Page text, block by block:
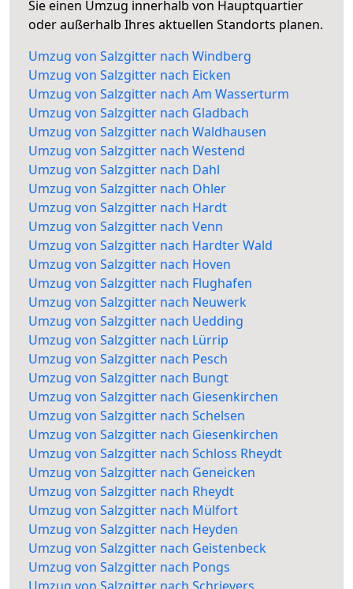
Sie einen Umzug innerhalb von Hauptquartier
oder außerhalb Ihres aktuellen Standorts planen.
Umzug von Salzgitter nach Windberg
Umzug von Salzgitter nach Eicken
Umzug von Salzgitter nach Am Wasserturm
Umzug von Salzgitter nach Gladbach
Umzug von Salzgitter nach Waldhausen
Umzug von Salzgitter nach Westend
Umzug von Salzgitter nach Dahl
Umzug von Salzgitter nach Ohler
Umzug von Salzgitter nach Hardt
Umzug von Salzgitter nach Venn
Umzug von Salzgitter nach Hardter Wald
Umzug von Salzgitter nach Hoven
Umzug von Salzgitter nach Flughafen
Umzug von Salzgitter nach Neuwerk
Umzug von Salzgitter nach Uedding
Umzug von Salzgitter nach Lürrip
Umzug von Salzgitter nach Pesch
Umzug von Salzgitter nach Bungt
Umzug von Salzgitter nach Giesenkirchen
Umzug von Salzgitter nach Schelsen
Umzug von Salzgitter nach Giesenkirchen
Umzug von Salzgitter nach Schloss Rheydt
Umzug von Salzgitter nach Geneicken
Umzug von Salzgitter nach Rheydt
Umzug von Salzgitter nach Mülfort
Umzug von Salzgitter nach Heyden
Umzug von Salzgitter nach Geistenbeck
Umzug von Salzgitter nach Pongs